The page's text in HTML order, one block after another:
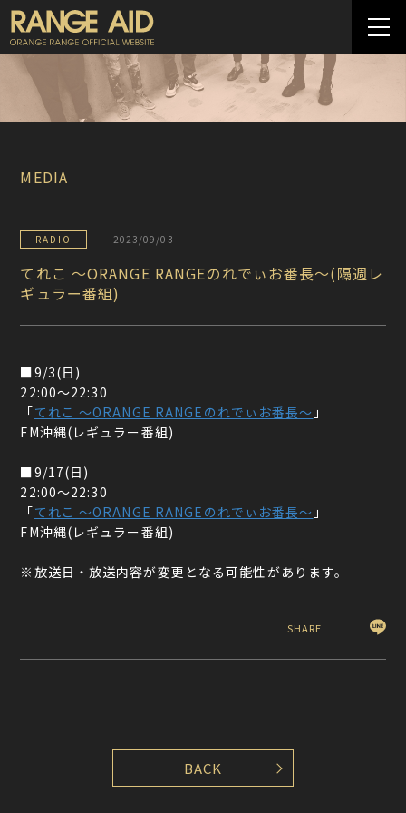
MEDIA
RADIO 2023/09/03
てれこ 〜ORANGE RANGEのれでぃお番長〜(隔週レ
ギュラー番組)
■9/3(日)
22:00〜22:30
「てれこ 〜ORANGE RANGEのれでぃお番長〜 」
FM沖縄(レギュラー番組)
■9/17(日)
22:00〜22:30
「てれこ 〜ORANGE RANGEのれでぃお番長〜 」
FM沖縄(レギュラー番組)
※放送日・放送内容が変更となる可能性があります。
SHARE
BACK